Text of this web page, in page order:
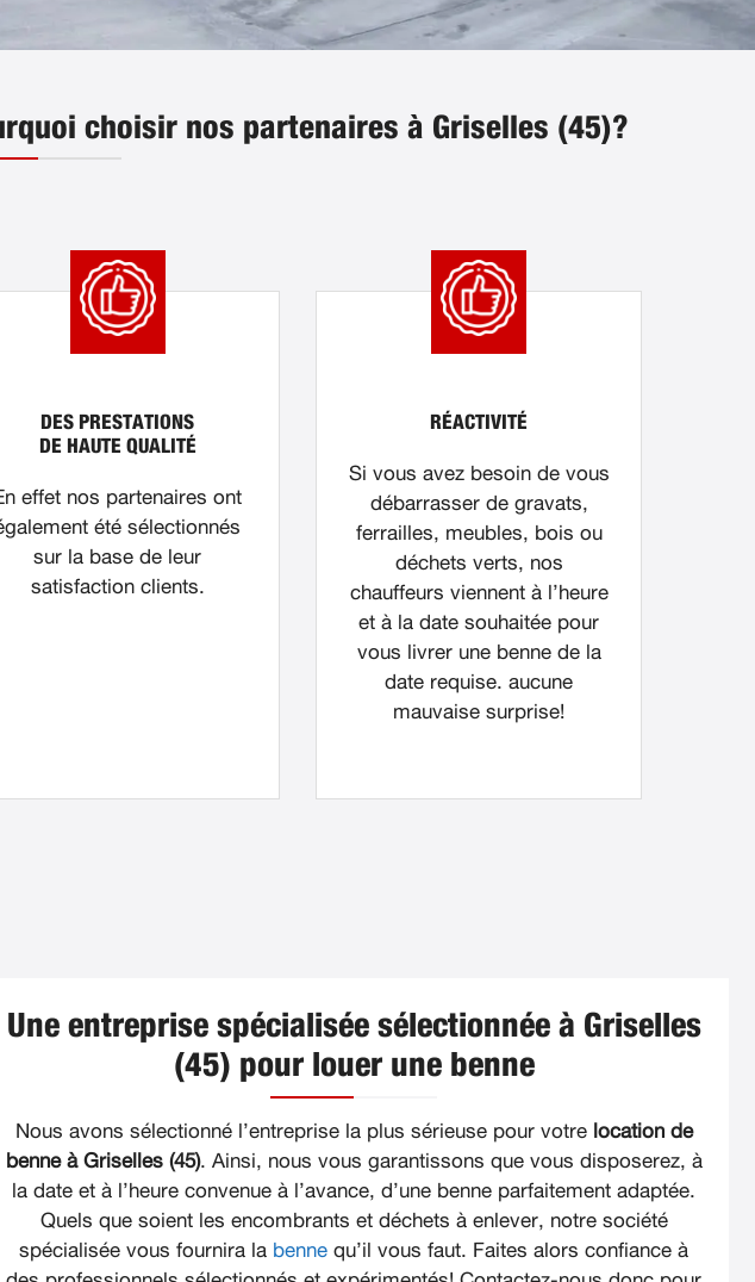
choisir nos partenaires à Griselles (45)?
DES PRESTATIONS
DE HAUTE QUALITÉ
effet nos partenaires ont
été sélectionnés
sur la base de leur
satisfaction clients.
RÉACTIVITÉ
Si vous avez besoin de vous
débarrasser de gravats,
ferrailles, meubles, bois ou
déchets verts, nos
chauffeurs viennent à l’heure
et à la date souhaitée pour
vous livrer une benne de la
date requise. aucune
mauvaise surprise!
Une entreprise spécialisée sélectionnée à Griselles
(45) pour louer une benne
Nous avons sélectionné l’entreprise la plus sérieuse pour votre location de
benne à Griselles (45). Ainsi, nous vous garantissons que vous disposerez, à
la date et à l’heure convenue à l’avance, d’une benne parfaitement adaptée.
Quels que soient les encombrants et déchets à enlever, notre société
spécialisée vous fournira la benne qu’il vous faut. Faites alors confiance à